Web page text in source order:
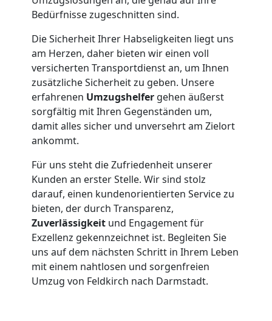
Bedürfnisse zugeschnitten sind.
Die Sicherheit Ihrer Habseligkeiten liegt uns
am Herzen, daher bieten wir einen voll
versicherten Transportdienst an, um Ihnen
zusätzliche Sicherheit zu geben. Unsere
erfahrenen Umzugshelfer gehen äußerst
sorgfältig mit Ihren Gegenständen um,
damit alles sicher und unversehrt am Zielort
ankommt.
Für uns steht die Zufriedenheit unserer
Kunden an erster Stelle. Wir sind stolz
darauf, einen kundenorientierten Service zu
bieten, der durch Transparenz,
Zuverlässigkeit und Engagement für
Exzellenz gekennzeichnet ist. Begleiten Sie
uns auf dem nächsten Schritt in Ihrem Leben
mit einem nahtlosen und sorgenfreien
Umzug von Feldkirch nach Darmstadt.
Feldkirch
Beiladung
Feldkirch
Mini
Umzug
Feldkirch
Umzug